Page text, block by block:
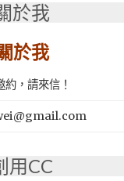
於我
於我
約，請來信！
用CC